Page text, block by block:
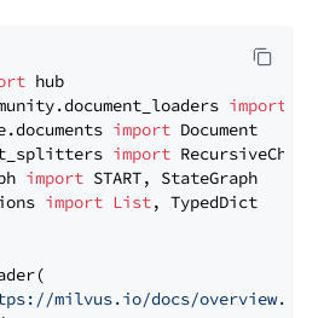
import
import
import
import
import List, TypedDict
milvus.io/docs/overview.md"